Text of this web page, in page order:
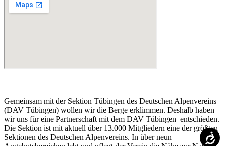
Gemeinsam mit der Sektion Tübingen des Deutschen Alpenvereins
(DAV Tübingen) wollen wir die Berge erklimmen. Deshalb haben
wir uns für eine Partnerschaft mit dem DAV Tübingen entschieden.
Die Sektion ist mit aktuell über 13.000 Mitgliedern eine der größten
Sektionen des Deutschen Alpenvereins. In über neun